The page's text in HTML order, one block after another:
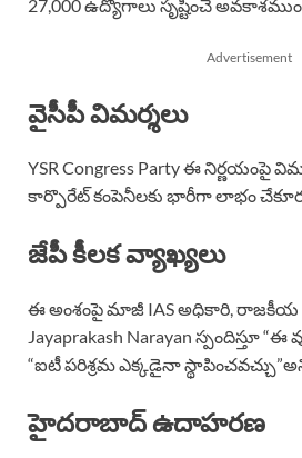
27,000 ఉద్యోగాలు సృష్టించే
Advertisement
వైసీపీ విమర్శలు
YSR Congress Party ఈ నిర్ణయంపై
కార్పొరేట్ కంపెనీలకు భారీగా లాభం
జేపీ కీలక వ్యాఖ్యలు
ఈ అంశంపై మాజీ IAS అధికారి, రాజకీయ
Jayaprakash Narayan స్పందిస్తూ
“ఐటీ పరిశ్రమ ఎక్కడైనా
హైదరాబాద్ ఉదాహరణ